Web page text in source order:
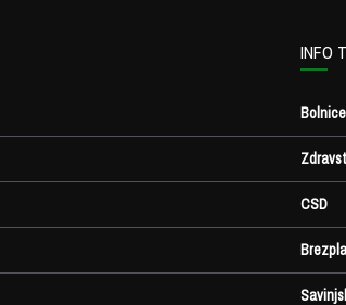
INFO
Bolnice
CSD